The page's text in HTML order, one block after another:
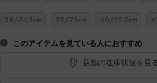
38/24.5cm 39/25cm 40/25.5cm
このアイテムを見ている人におすすめ
店舗の在庫状況を見